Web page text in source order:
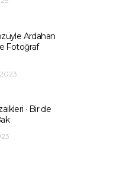
Ardahan
Fotoğraf
· Bir de